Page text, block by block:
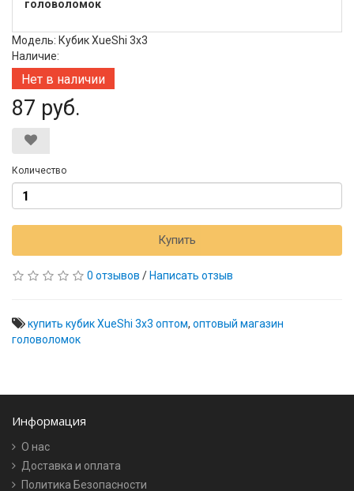
головоломок
Модель: Кубик XueShi 3х3
Наличие:
Нет в наличии
87 руб.
Количество
Купить
0 отзывов / Написать отзыв
купить кубик XueShi 3х3 оптом, оптовый магазин
головоломок
Информация
О нас
Доставка и оплата
Политика Безопасности